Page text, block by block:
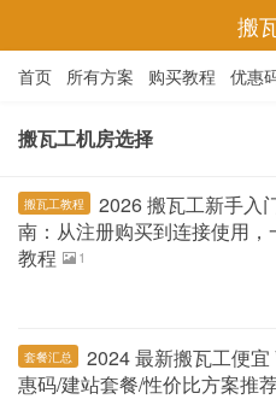
搬
首页 所有方案 购买教程 优惠
搬瓦工机房选择
搬瓦工教程
2026 搬瓦工新手入
南：从注册购买到连接使用，
教程
1
套餐汇总
2024 最新搬瓦工便
惠码/建站套餐/性价比方案推